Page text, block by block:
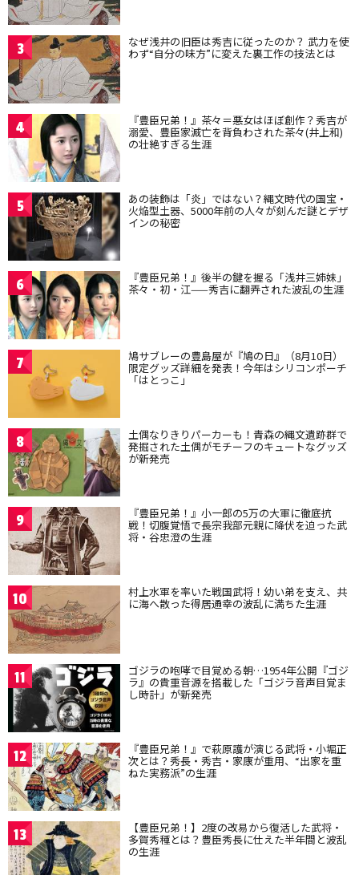
3 なぜ浅井の旧臣は秀吉に従ったのか？ 武力を使
わず“自分の味方”に変えた裏工作の技法とは
4 『豊臣兄弟！』茶々＝悪女はほぼ創作？秀吉が
溺愛、豊臣家滅亡を背負わされた茶々(井上和)
の壮絶すぎる生涯
5 あの装飾は「炎」ではない？縄文時代の国宝・
火焔型土器、5000年前の人々が刻んだ謎とデザ
インの秘密
6 『豊臣兄弟！』後半の鍵を握る「浅井三姉妹」
茶々・初・江——秀吉に翻弄された波乱の生涯
7 鳩サブレーの豊島屋が『鳩の日』（8月10日）
限定グッズ詳細を発表！今年はシリコンポーチ
「はとっこ」
8 土偶なりきりパーカーも！青森の縄文遺跡群で
発掘された土偶がモチーフのキュートなグッズ
が新発売
9 『豊臣兄弟！』小一郎の5万の大軍に徹底抗
戦！切腹覚悟で長宗我部元親に降伏を迫った武
将・谷忠澄の生涯
10 村上水軍を率いた戦国武将！幼い弟を支え、共
に海へ散った得居通幸の波乱に満ちた生涯
11 ゴジラの咆哮で目覚める朝…1954年公開『ゴジ
ラ』の貴重音源を搭載した「ゴジラ音声目覚ま
し時計」が新発売
12 『豊臣兄弟！』で萩原護が演じる武将・小堀正
次とは？秀長・秀吉・家康が重用、“出家を重
ねた実務派”の生涯
13 【豊臣兄弟！】2度の改易から復活した武将・
多賀秀種とは？豊臣秀長に仕えた半年間と波乱
の生涯